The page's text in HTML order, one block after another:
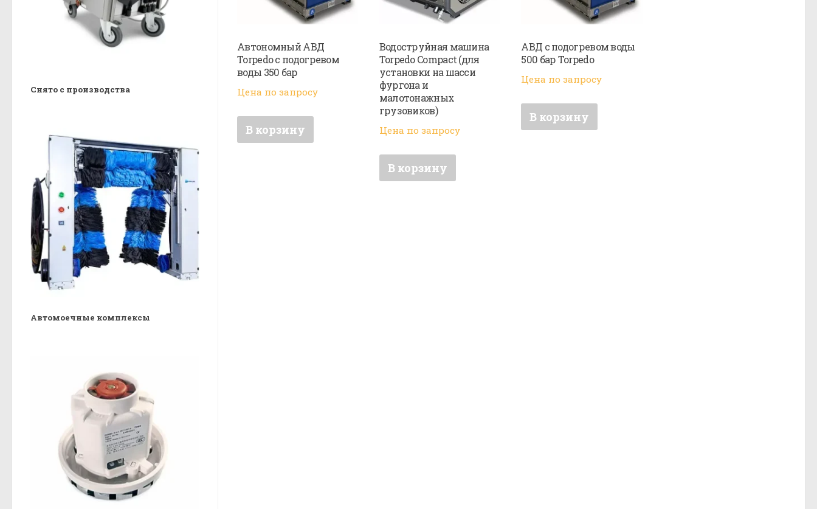
Автономный АВД
Torpedo с подогревом
воды 350 бар
Цена по запросу
В корзину
Водоструйная машина
Torpedo Compact (для
установки на шасси
фургона и
малотонажных
грузовиков)
Цена по запросу
В корзину
АВД с подогревом воды
500 бар Torpedo
Цена по запросу
В корзину
Снято с производства
Автомоечные комплексы